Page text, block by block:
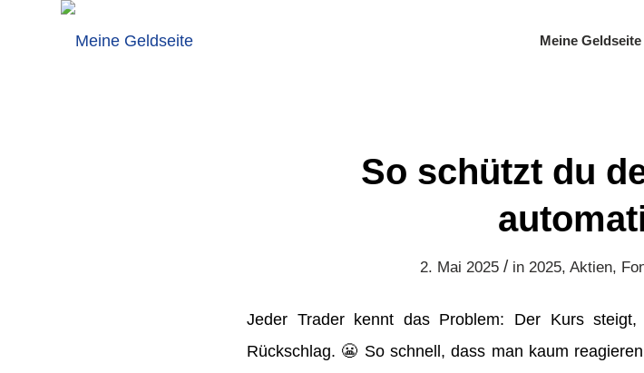
Meine Geldseite
So schützt du
2. Mai 2025 / in 2025, Aktien,
Jeder Trader kennt das Problem: Der Kurs
Rückschlag. 😬 So schnell, dass man kaum